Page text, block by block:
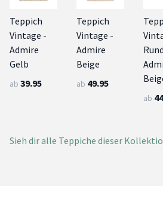
Teppich
Vintage -
Admire
Gelb
ab 39.95
Teppich
Vintage -
Admire
Beige
ab 49.95
ab
Sieh dir alle Teppiche dieser